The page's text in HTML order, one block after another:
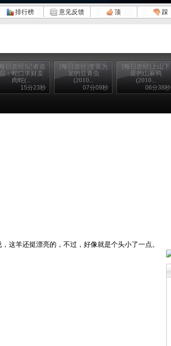
排行榜 意见反馈 顶 踩
日农经]记者追
踪：蛇口求财卖
肉蛇(...
15分23秒
[每日农经]变害为
宝的豆青虫
(2010...
07分09秒
[每日农经]上山下
蛋的山麻鸭
(2010...
06分38秒
这羊还挺漂亮的，不过，好像就是个头小了一点。